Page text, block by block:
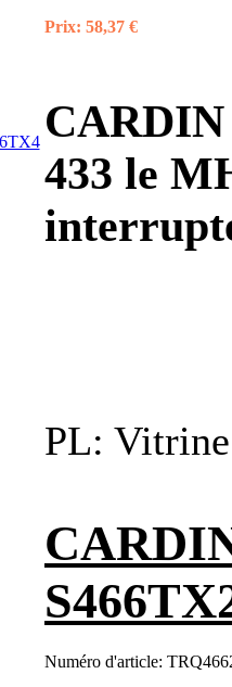
Prix: 58,37 €
CARDIN
433 le
PL:
Numéro d'article: